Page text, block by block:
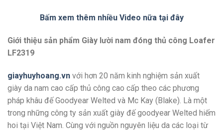
Bấm xem thêm nhiều Video nữa tại đây
Giới thiệu sản phẩm Giày lười nam đóng thủ công Loafer
LF2319
giayhuyhoang.vn với hơn 20 năm kinh nghiệm sản xuất
giày da nam cao cấp thủ công cao cấp theo các phương
pháp khâu đế Goodyear Welted và Mc Kay (Blake). Là một
trong những công ty sản xuất giày đế goodyear Welted hiếm
hoi tại Việt Nam. Cùng với nguồn nguyên liệu da các loại từ